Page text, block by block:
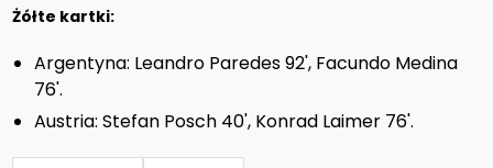
Żółte kartki:
Argentyna: Leandro Paredes 92', Facundo Medina
76'.
Austria: Stefan Posch 40', Konrad Laimer 76'.